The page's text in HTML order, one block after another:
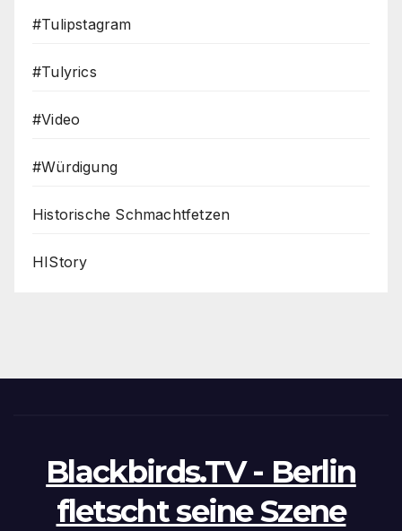
#Tulipstagram
#Tulyrics
#Video
#Würdigung
Historische Schmachtfetzen
HIStory
Blackbirds.TV - Berlin
fletscht seine Szene